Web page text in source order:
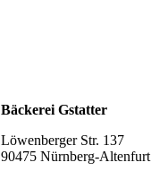
Bäckerei Gstatter
Löwenberger Str. 137
90475 Nürnberg-Altenfurt